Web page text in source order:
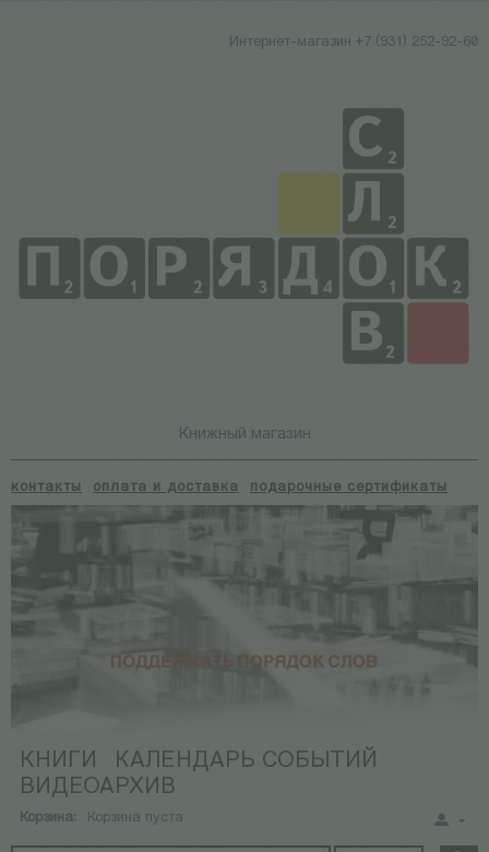
Интернет-магазин +7 (931) 252-92-60
Книжный магазин
контакты оплата и доставка подарочные сертификаты
КНИГИ
КАЛЕНДАРЬ СОБЫТИЙ
ВИДЕОАРХИВ
Корзина: Корзина пуста